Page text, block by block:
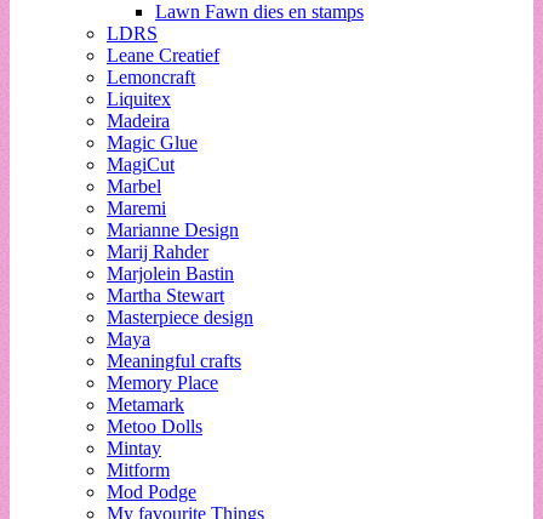
Lawn Fawn dies en stamps
LDRS
Leane Creatief
Lemoncraft
Liquitex
Madeira
Magic Glue
MagiCut
Marbel
Maremi
Marianne Design
Marij Rahder
Marjolein Bastin
Martha Stewart
Masterpiece design
Maya
Meaningful crafts
Memory Place
Metamark
Metoo Dolls
Mintay
Mitform
Mod Podge
My favourite Things